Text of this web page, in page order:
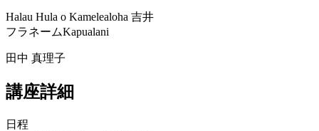
Halau Hula o Kamelealoha 吉井
フラネームKapualani
田中 真理子
講座詳細
日程